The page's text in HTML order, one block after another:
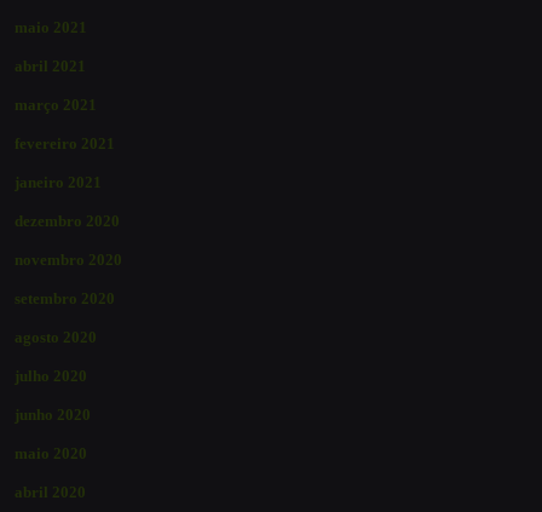
maio 2021
abril 2021
março 2021
fevereiro 2021
janeiro 2021
dezembro 2020
novembro 2020
setembro 2020
agosto 2020
julho 2020
junho 2020
maio 2020
abril 2020